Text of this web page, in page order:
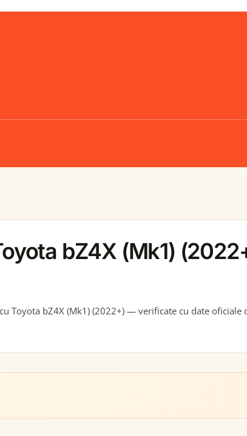
bZ4X (Mk1)
cu Toyota bZ4X (Mk1) (2022+) — verificate cu date oficiale